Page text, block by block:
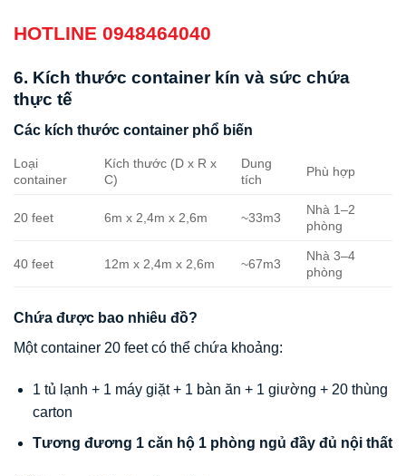
HOTLINE 0948464040
6. Kích thước container kín và sức chứa
thực tế
Các kích thước container phổ biến
Loại
container
Kích thước (D x R x
C)
Dung
tích
Phù hợp
20 feet 6m x 2,4m x 2,6m ~33m3
Nhà 1–2
phòng
40 feet 12m x 2,4m x 2,6m ~67m3
Nhà 3–4
phòng
Chứa được bao nhiêu đồ?
Một container 20 feet có thể chứa khoảng:
1 tủ lạnh + 1 máy giặt + 1 bàn ăn + 1 giường + 20 thùng
carton
Tương đương 1 căn hộ 1 phòng ngủ đầy đủ nội thất